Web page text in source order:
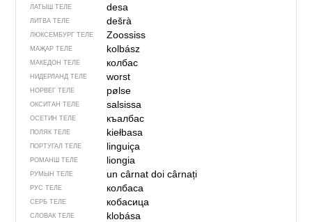
ЛАТЫШ ТЕЛЕ desa
ЛИТВА ТЕЛЕ dešrà
ЛЮКСЕМБУРГ ТЕЛЕ Zoossiss
МАҖАР ТЕЛЕ kolbász
МАКЕДОН ТЕЛЕ колбас
НИДЕРЛАНД ТЕЛЕ worst
НОРВЕГ ТЕЛЕ pølse
ОКСИТАН ТЕЛЕ salsissa
ОСЕТИН ТЕЛЕ къалбас
ПОЛЯК ТЕЛЕ kiełbasa
ПОРТУГАЛ ТЕЛЕ linguiça
РОМАНШ ТЕЛЕ liongia
РУМЫН ТЕЛЕ un cârnatdoi cârnați
РУС ТЕЛЕ колбаса
СЕРБ ТЕЛЕ кобасица
СЛОВАК ТЕЛЕ klobása